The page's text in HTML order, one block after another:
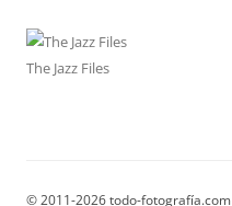
The Jazz Files
© 2011-2026 todo-fotografía.com